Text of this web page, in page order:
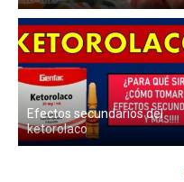
Efectos secundarios del
ketorolaco